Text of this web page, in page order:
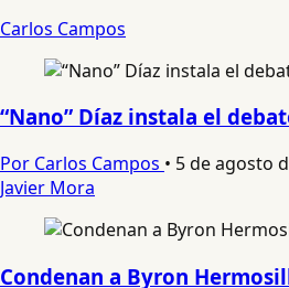
Carlos Campos
“Nano” Díaz instala el
Por Carlos Campos • 5 de agosto
Javier Mora
Condenan a Byron